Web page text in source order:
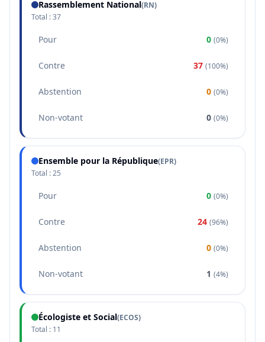
Rassemblement National(RN)
Total :37
Pour 0 (0%)
Contre 37 (100%)
Abstention 0 (0%)
Non-votant 0 (0%)
Ensemble pour la République(EPR)
Total :25
Pour 0 (0%)
Contre 24 (96%)
Abstention 0 (0%)
Non-votant 1 (4%)
Écologiste et Social(ECOS)
Total : 11